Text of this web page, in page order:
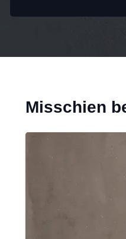
Misschien